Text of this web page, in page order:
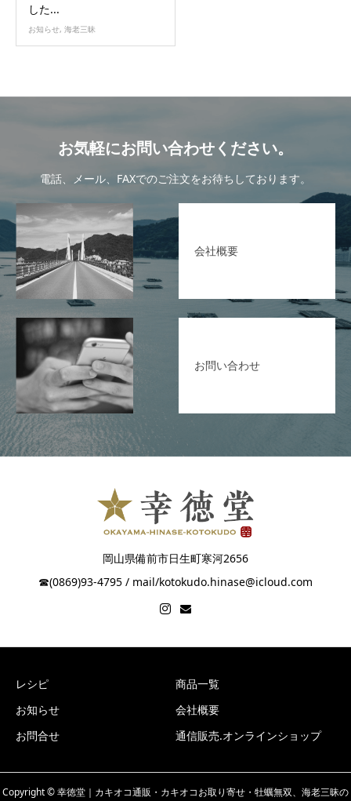
した...
お知らせ, 海老三昧
お気軽にお問い合わせください。
電話、メール、FAXでのご注文をお待ちしております。
会社概要
お問い合わせ
岡山県備前市日生町寒河2656
☎︎(0869)93-4795 / mail/kotokudo.hinase@icloud.com
レシピ
商品一覧
お知らせ
会社概要
お問合せ
通信販売.オンラインショップ
Copyright © 幸徳堂｜カキオコ通販・カキオコお取り寄せ・牡蠣無双、海老三昧の